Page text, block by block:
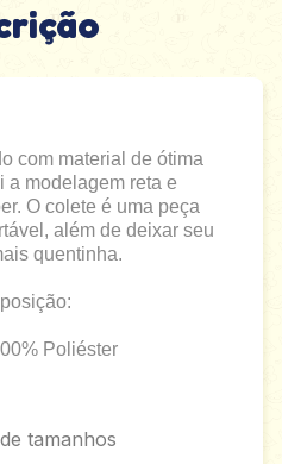
com material de ótima
a modelagem reta e
O colete é uma peça
além de deixar seu
quentinha.
Poliéster
tamanhos